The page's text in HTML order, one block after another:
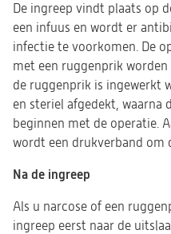
De ingreep vindt plaats op
een infuus en wordt er
infectie te voorkomen. De
met een ruggenprik
de ruggenprik is ingewerkt
en steriel afgedekt, waarna
beginnen met de operatie.
wordt een drukverband om
Na de ingreep
Als u narcose of een
ingreep eerst naar de